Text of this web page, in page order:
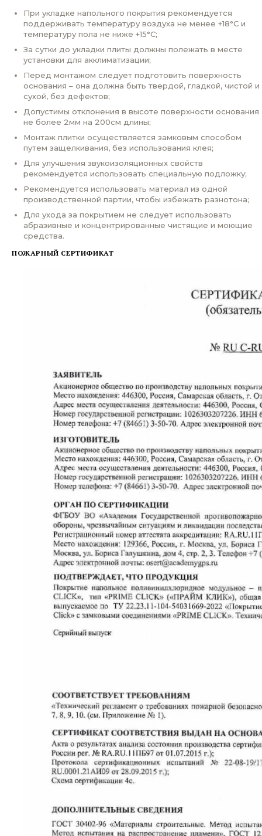
При укладке напольного покрытия рекомендуется
поддерживать температуру воздуха не менее +18°С и
температуру пола не ниже +15°С;
За сутки до укладки плиты должны полежать в месте
установки для акклиматизации;
Перед монтажом следует подготовить поверхность
основания – она должна быть твердой, гладкой, чистой и
сухой, без дефектов;
Допустимы отклонения в высоте поверхности основания
не более 2мм на 200см длины;
Монтаж плитки осуществляется замковым способом
путем защелкивания, без использования клея;
Для улучшения звукоизоляционных свойств
рекомендуется использовать специальную подложку;
Рекомендуется использовать материал из одной
производственной партии, чтобы избежать разнотона;
Для ухода за покрытием не следует использовать
абразивные и концентрированные чистящие и моющие
средства.
ПОЖАРНЫЙ СЕРТИФИКАТ